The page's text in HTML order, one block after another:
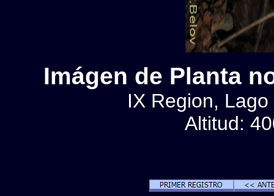
Imágen de Planta
IX Region,
Altitud: